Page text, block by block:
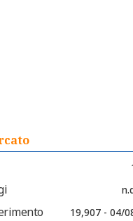
19,907 - 04/